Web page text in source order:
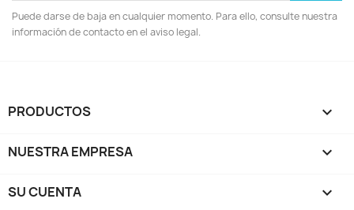
Puede darse de baja en cualquier momento. Para ello, consulte nuestra
información de contacto en el aviso legal.
PRODUCTOS 
NUESTRA EMPRESA 
SU CUENTA 